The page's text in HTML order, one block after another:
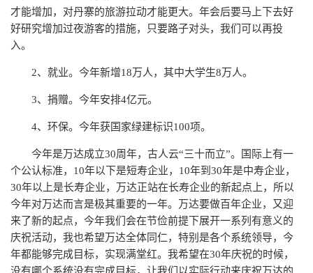
才能增加，对丹寨的旅游拉动才能更大。年会后要马上下去好
好研究增加过夜游客的措施，只要路子对头，我们可以再投
入。
2、就业。今年新增18万人，其中大学生8万人。
3、捐赠。今年安排4亿元。
4、环保。今年获国家绿建标识100项。
今年是万达成立30周年，古人云“三十而立”。国际上有一
个公认标准，10年以下是短寿企业，10年到30年是中寿企业，
30年以上是长寿企业，万达正站在长寿企业的新起点上，所以
今年对万达而言是极其重要的一年。万达要做百年企业，又迎
来了新的起点，今年我们会在节俭前提下展开一系列有意义的
庆祝活动，我也希望万达全体同仁，特别是各个系统领导，今
年都能够完成目标，实现满堂红。我希望在30年庆祝的时候，